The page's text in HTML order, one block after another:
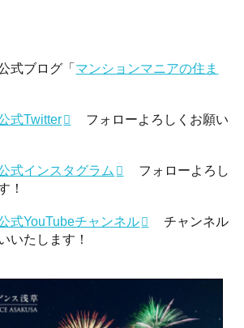
式ブログ「マンションマニアの住ま
式Twitter
フォローよろしくお願い
式インスタグラム
フォローよろし
！
式YouTubeチャンネル
チャンネル
いたします！